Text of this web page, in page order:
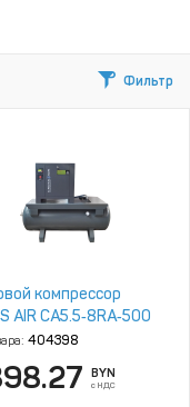
Фильтр
компрессор
AIR CA5.5‑8RA‑500
404398
BYN
с НДС